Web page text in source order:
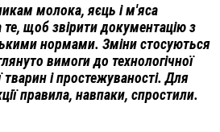
молока, яєць і м'яса
щоб звірити документацію з
нормами. Зміни стосуються
вимоги до технологічної
тварин і простежуваності. Для
правила, навпаки, спростили.